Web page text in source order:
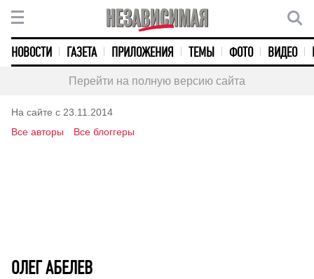
НОВОСТИ ГАЗЕТА ПРИЛОЖЕНИЯ ТЕМЫ ФОТО ВИДЕО
Перейти на полную версию сайта
На сайте с 23.11.2014
Все авторы
Все блоггеры
ОЛЕГ АБЕЛЕВ